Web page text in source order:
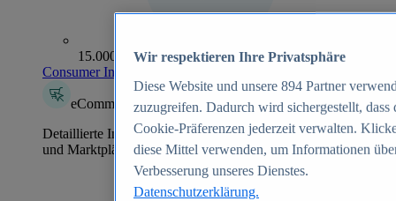
15.000+ Marken
Consumer Insights entdecken
eCommerce Insights
Detaillierte Informationen zu mehr als 39.000 Online-Shops
und Marktplätzen
Wir respektieren Ihre Privatsphäre
Diese Website und unsere 894 Partner
zuzugreifen. Dadurch wird sichergestellt,
Cookie-Präferenzen jederzeit verwalten.
diese Mittel verwenden, um Informationen
Verbesserung unseres Dienstes.
Datenschutzerklärung.